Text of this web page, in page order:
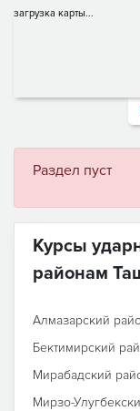
загрузка карты...
Раздел пуст
Курсы
районам
Алмазарский
Бектимирский
Мирабадский
Мирзо-